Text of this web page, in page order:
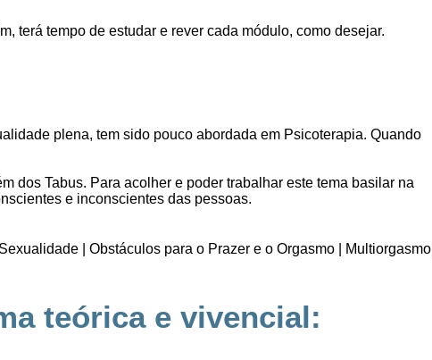
terá tempo de estudar e rever cada módulo, como desejar.
plena, tem sido pouco abordada em Psicoterapia. Quando
dos Tabus. Para acolher e poder trabalhar este tema basilar na
e inconscientes das pessoas.
| Obstáculos para o Prazer e o Orgasmo | Multiorgasmo |
teórica e vivencial: